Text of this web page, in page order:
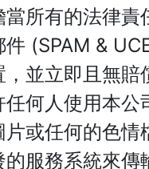
所有的法律
(SPAM &
並立即且無
何人使用本
或任何的色情
服務系統來